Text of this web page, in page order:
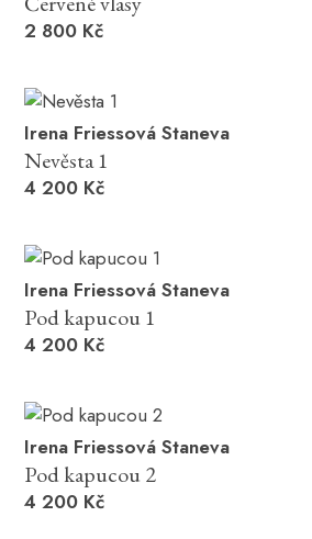
2 800 Kč
Irena Friessová Staneva
Nevěsta 1
4 200 Kč
Irena Friessová Staneva
Pod kapucou 1
4 200 Kč
Irena Friessová Staneva
Pod kapucou 2
4 200 Kč